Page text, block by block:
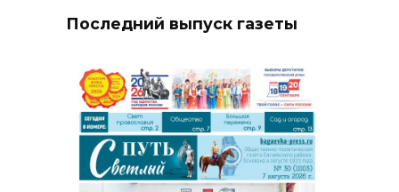
Последний выпуск газеты